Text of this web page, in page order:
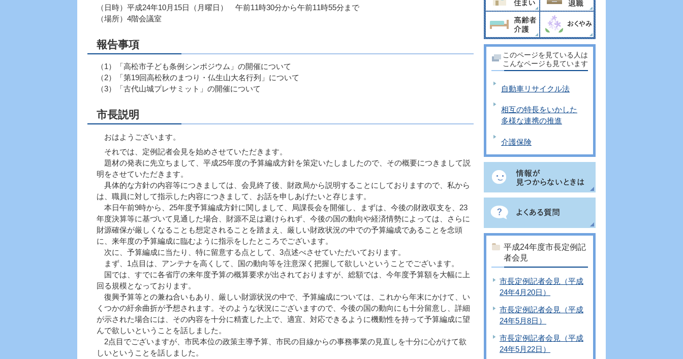
（日時）平成24年10月15日（月曜日） 午前11時30分から午前11時55分まで
（場所）4階会議室
報告事項
（1）「高松市子ども条例シンポジウム」の開催について
（2）「第19回高松秋のまつり・仏生山大名行列」について
（3）「古代山城プレサミット」の開催について
市長説明
おはようございます。
それでは、定例記者会見を始めさせていただきます。
題材の発表に先立ちまして、平成25年度の予算編成方針を策定いたしましたので、その概要につきまして説
明をさせていただきます。
具体的な方針の内容等につきましては、会見終了後、財政局から説明することにしておりますので、私から
は、職員に対して指示した内容につきまして、お話を申しあげたいと存じます。
本日午前9時から、25年度予算編成方針に関しまして、局課長会を開催し、まずは、今後の財政収支を、23
年度決算等に基づいて見通した場合、財源不足は避けられず、今後の国の動向や経済情勢によっては、さらに
財源確保が厳しくなることも想定されることを踏まえ、厳しい財政状況の中での予算編成であることを念頭
に、来年度の予算編成に臨むように指示をしたところでございます。
次に、予算編成に当たり、特に留意する点として、3点述べさせていただいております。
まず、1点目は、アンテナを高くして、国の動向等を注意深く把握して欲しいということでございます。
国では、すでに各省庁の来年度予算の概算要求が出されておりますが、総額では、今年度予算額を大幅に上
回る規模となっております。
復興予算等との兼ね合いもあり、厳しい財源状況の中で、予算編成については、これから年末にかけて、い
くつかの紆余曲折が予想されます。そのような状況にございますので、今後の国の動向にも十分留意し、詳細
が示された場合には、その内容を十分に精査した上で、適宜、対応できるように機動性を持って予算編成に望
んで欲しいということを話しました。
2点目でございますが、市民本位の政策主導予算、市民の目線からの事務事業の見直しを十分に心がけて欲
しいということを話しました。
このページを見ている人は
こんなページも見ています
自動車リサイクル法
相互の特長をいかした
多様な連携の推進
介護保険
平成24年度市長定例記
者会見
市長定例記者会見（平成
24年4月20日）
市長定例記者会見（平成
24年5月8日）
市長定例記者会見（平成
24年5月22日）